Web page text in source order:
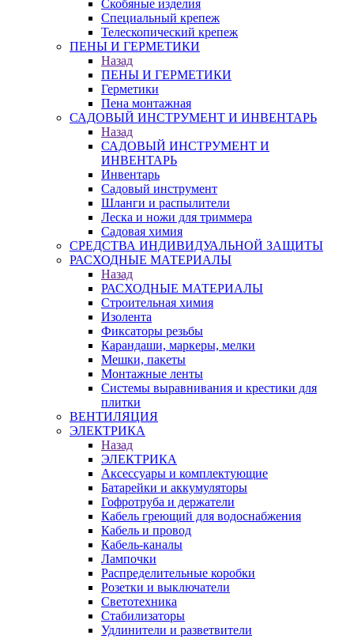
Скобяные изделия
Специальный крепеж
Телескопический крепеж
ПЕНЫ И ГЕРМЕТИКИ
Назад
ПЕНЫ И ГЕРМЕТИКИ
Герметики
Пена монтажная
САДОВЫЙ ИНСТРУМЕНТ И ИНВЕНТАРЬ
Назад
САДОВЫЙ ИНСТРУМЕНТ И
ИНВЕНТАРЬ
Инвентарь
Садовый инструмент
Шланги и распылители
Леска и ножи для триммера
Садовая химия
СРЕДСТВА ИНДИВИДУАЛЬНОЙ ЗАЩИТЫ
РАСХОДНЫЕ МАТЕРИАЛЫ
Назад
РАСХОДНЫЕ МАТЕРИАЛЫ
Строительная химия
Изолента
Фиксаторы резьбы
Карандаши, маркеры, мелки
Мешки, пакеты
Монтажные ленты
Системы выравнивания и крестики для
плитки
ВЕНТИЛЯЦИЯ
ЭЛЕКТРИКА
Назад
ЭЛЕКТРИКА
Аксессуары и комплектующие
Батарейки и аккумуляторы
Гофротруба и держатели
Кабель греющий для водоснабжения
Кабель и провод
Кабель-каналы
Лампочки
Распределительные коробки
Розетки и выключатели
Светотехника
Стабилизаторы
Удлинители и разветвители